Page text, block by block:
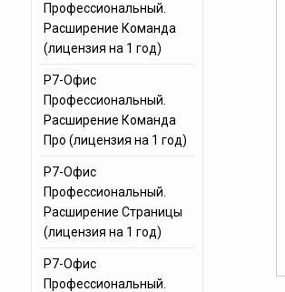
Профессиональный.
Расширение Команда
(лицензия на 1 год)
Р7-Офис
Профессиональный.
Расширение Команда
Про (лицензия на 1 год)
Р7-Офис
Профессиональный.
Расширение Страницы
(лицензия на 1 год)
Р7-Офис
Профессиональный.